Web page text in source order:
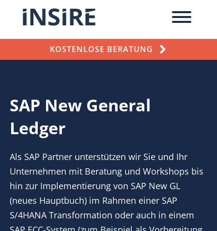
KOSTENLOSE BERATUNG
SAP New General
Ledger
Als SAP Partner unterstützen wir Sie und Ihr
Unternehmen mit Beratung und Workshops bis
hin zur Implementierung von SAP New GL
(neues Hauptbuch) im Rahmen einer SAP
S/4HANA Transformation oder auch in einem